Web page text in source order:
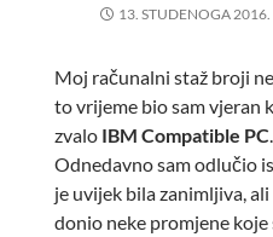
13. STUDENOGA 2016.
Moj računalni staž broji
to vrijeme bio sam vjeran
zvalo IBM Compatible PC
Odnedavno sam odlučio
je uvijek bila zanimljiva,
donio neke promjene koje